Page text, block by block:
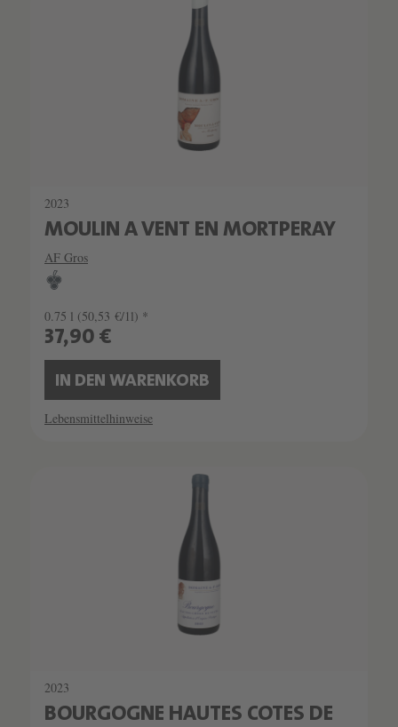
2023
MOULIN A VENT EN MORTPERAY
AF Gros
0.75 l (50,53 €/1l) *
37,90 €
IN DEN WARENKORB
Lebensmittelhinweise
2023
BOURGOGNE HAUTES COTES DE